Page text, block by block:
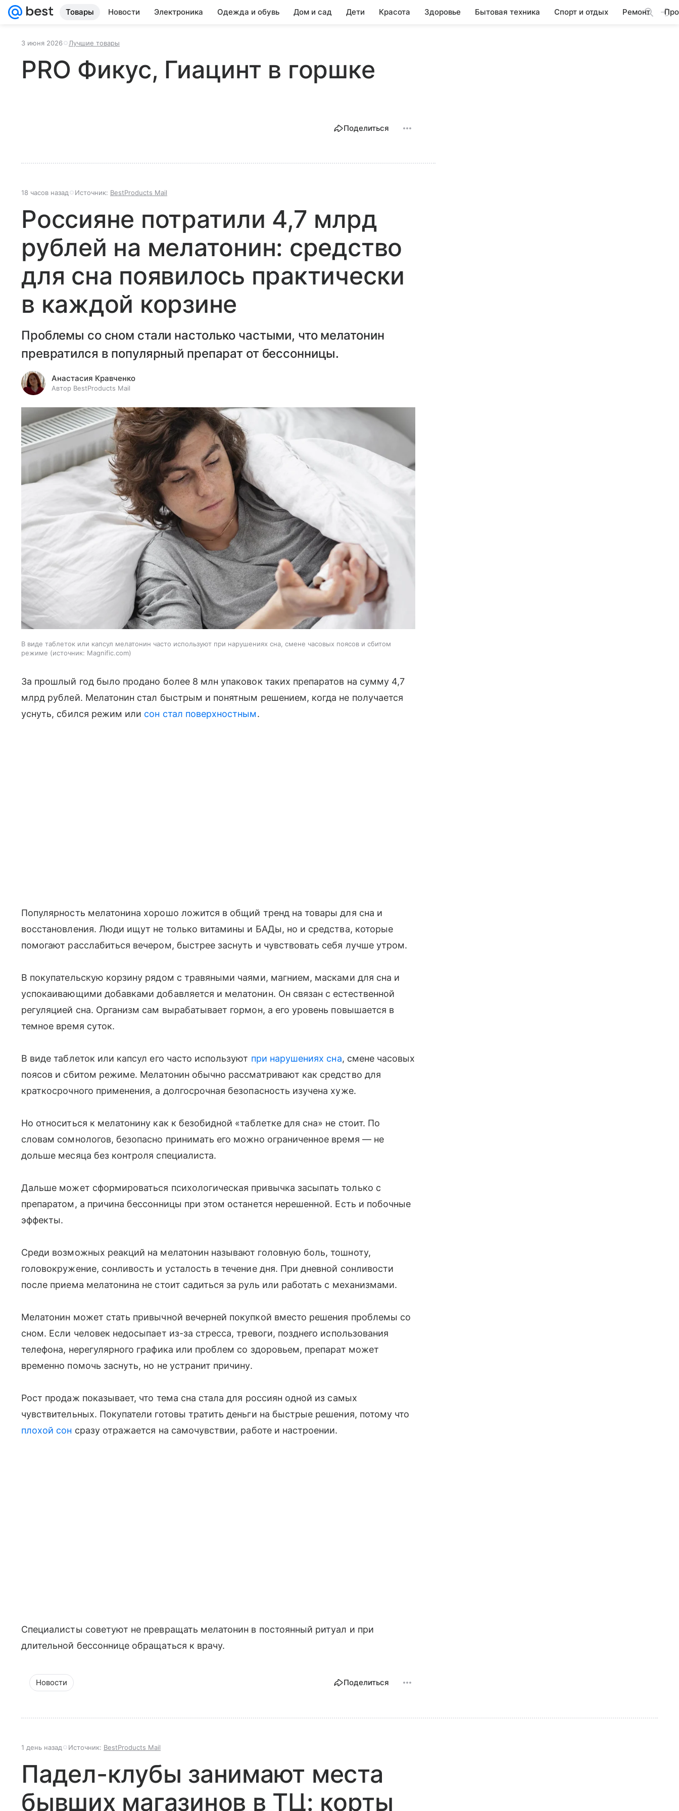
Товары Новости Электроника Одежда и обувь Дом и сад Дети Красота Здоровье Бытовая техника Спорт и отдых Ремонт
3 июня 2026 Лучшие товары
PRO Фикус, Гиацинт в горшке
Поделиться
18 часов назад Источник: BestProducts Mail
Россияне потратили 4,7 млрд
рублей на мелатонин: средство
для сна появилось практически
в каждой корзине
Проблемы со сном стали настолько частыми, что мелатонин
превратился в популярный препарат от бессонницы.
Анастасия Кравченко
Автор BestProducts Mail
В виде таблеток или капсул мелатонин часто используют при нарушениях сна, смене часовых поясов и сбитом
режиме
источник: Magnific.com
За прошлый год было продано более 8 млн упаковок таких препаратов на сумму 4,7
млрд рублей. Мелатонин стал быстрым и понятным решением, когда не получается
уснуть, сбился режим или сон стал поверхностным.
Популярность мелатонина хорошо ложится в общий тренд на товары для сна и
восстановления. Люди ищут не только витамины и БАДы, но и средства, которые
помогают расслабиться вечером, быстрее заснуть и чувствовать себя лучше утром.
В покупательскую корзину рядом с травяными чаями, магнием, масками для сна и
успокаивающими добавками добавляется и мелатонин. Он связан с естественной
регуляцией сна. Организм сам вырабатывает гормон, а его уровень повышается в
темное время суток.
В виде таблеток или капсул его часто используют при нарушениях сна, смене часовых
поясов и сбитом режиме. Мелатонин обычно рассматривают как средство для
краткосрочного применения, а долгосрочная безопасность изучена хуже.
Но относиться к мелатонину как к безобидной «таблетке для сна» не стоит. По
словам сомнологов, безопасно принимать его можно ограниченное время — не
дольше месяца без контроля специалиста.
Дальше может сформироваться психологическая привычка засыпать только с
препаратом, а причина бессонницы при этом останется нерешенной. Есть и побочные
эффекты.
Среди возможных реакций на мелатонин называют головную боль, тошноту,
головокружение, сонливость и усталость в течение дня. При дневной сонливости
после приема мелатонина не стоит садиться за руль или работать с механизмами.
Мелатонин может стать привычной вечерней покупкой вместо решения проблемы со
сном. Если человек недосыпает из-за стресса, тревоги, позднего использования
телефона, нерегулярного графика или проблем со здоровьем, препарат может
временно помочь заснуть, но не устранит причину.
Рост продаж показывает, что тема сна стала для россиян одной из самых
чувствительных. Покупатели готовы тратить деньги на быстрые решения, потому что
плохой сон сразу отражается на самочувствии, работе и настроении.
Специалисты советуют не превращать мелатонин в постоянный ритуал и при
длительной бессоннице обращаться к врачу.
Новости Поделиться
1 день назад Источник: BestProducts Mail
Падел-клубы занимают места
бывших магазинов в ТЦ: корты